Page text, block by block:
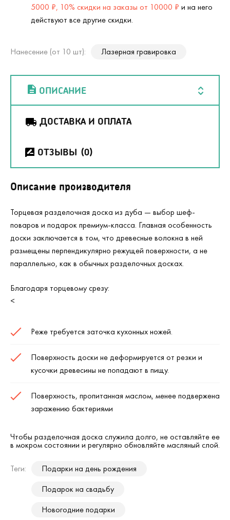
5000 ₽, 10% скидки на заказы от 10000 ₽ и на него
действуют все другие скидки.
Нанесение (от 10 шт): Лазерная гравировка
ОПИСАНИЕ
ДОСТАВКА И ОПЛАТА
ОТЗЫВЫ (0)
Описание производителя
Торцевая разделочная доска из дуба — выбор шеф-
поваров и подарок премиум-класса. Главная особенность
доски заключается в том, что древесные волокна в ней
размещены перпендикулярно режущей поверхности, а не
параллельно, как в обычных разделочных досках.
Благодаря торцевому срезу:
<
Реже требуется заточка кухонных ножей.
Поверхность доски не деформируется от резки и
кусочки древесины не попадают в пищу.
Поверхность, пропитанная маслом, менее подвержена
заражению бактериями
Чтобы разделочная доска служила долго, не оставляйте ее
в мокром состоянии и регулярно обновляйте масляный слой.
Теги:
Подарки на день рождения
Подарок на свадьбу
Новогодние подарки